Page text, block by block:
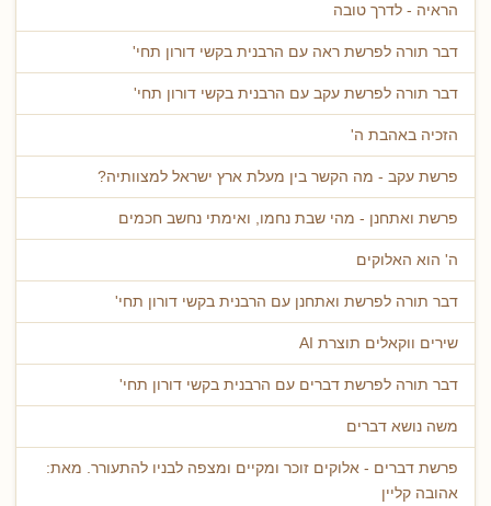
הראיה - לדרך טובה
דבר תורה לפרשת ראה עם הרבנית בקשי דורון תחי'
דבר תורה לפרשת עקב עם הרבנית בקשי דורון תחי'
הזכיה באהבת ה'
פרשת עקב - מה הקשר בין מעלת ארץ ישראל למצוותיה?
פרשת ואתחנן - מהי שבת נחמו, ואימתי נחשב חכמים
ה' הוא האלוקים
דבר תורה לפרשת ואתחנן עם הרבנית בקשי דורון תחי'
שירים ווקאלים תוצרת AI
דבר תורה לפרשת דברים עם הרבנית בקשי דורון תחי'
משה נושא דברים
פרשת דברים - אלוקים זוכר ומקיים ומצפה לבניו להתעורר. מאת:
אהובה קליין